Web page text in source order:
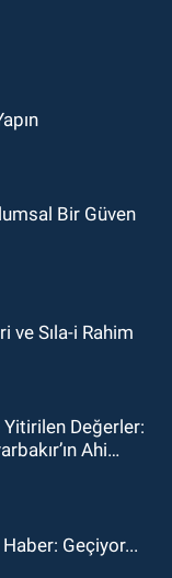
Bir Güven
ve Sıla-i Rahim
Yitirilen Değerler:
Ahi
Geçiyor...